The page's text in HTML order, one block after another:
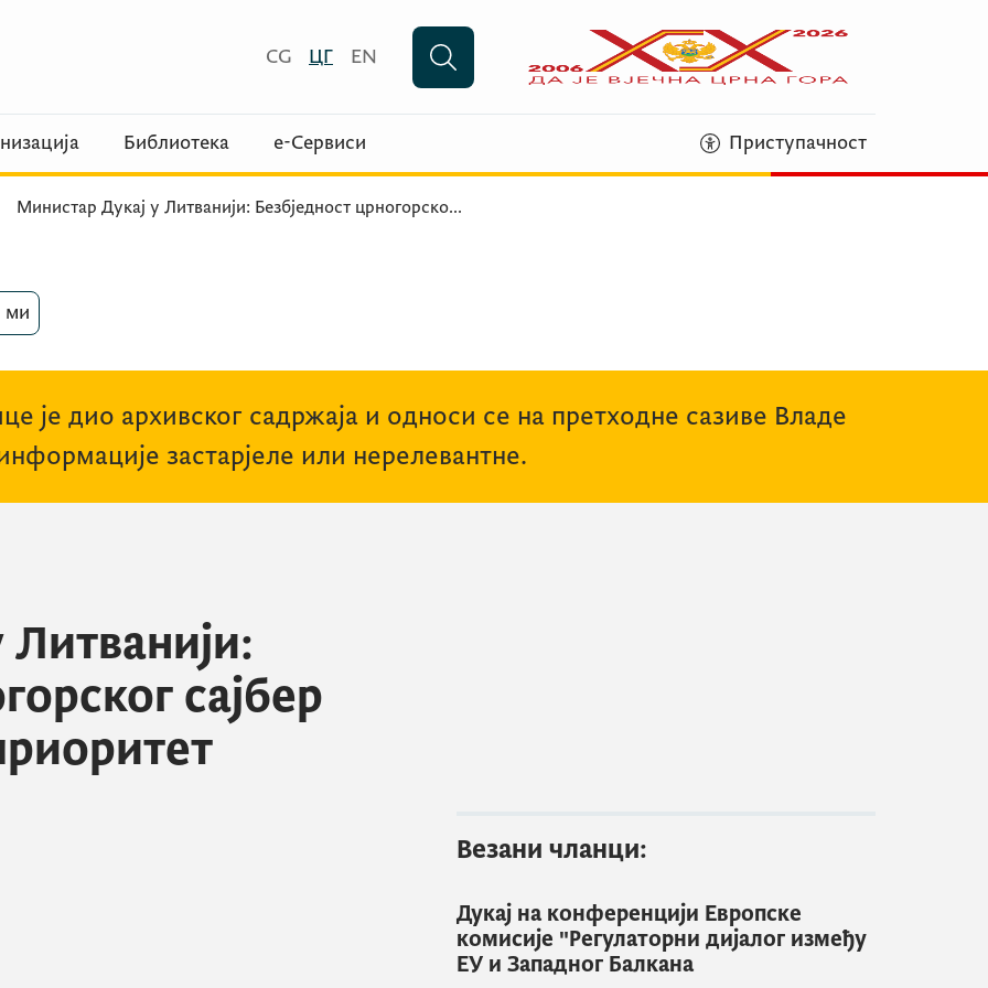
CG ЦГ EN
Библиотека е-Сервиси Приступачност
Министар Дукај у Литванији: Безбједност црногорско...
ми
је дио архивског садржаја и односи се на претходне сазиве Владе
застарјеле или нерелевантне.
сајбер
Везани чланци:
Дукај на конференцији Европске
комисије "Регулаторни дијалог између
ЕУ и Западног Балкана